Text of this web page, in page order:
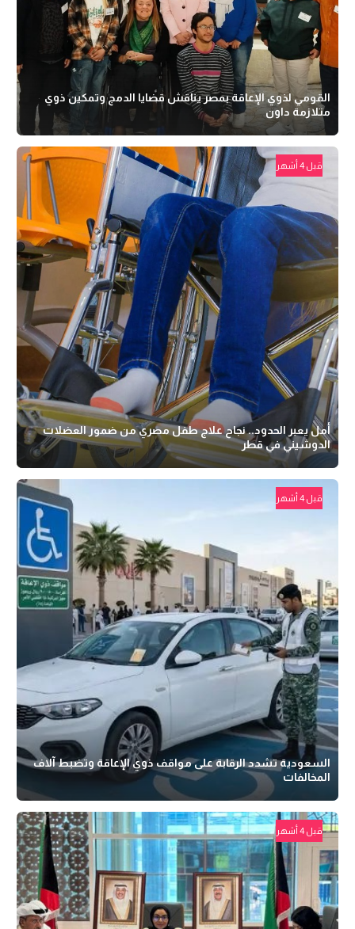
القومي لذوي الإعاقة بمصر يناقش قضايا الدمج وتمكين ذوي
متلازمة داون
قبل 4 أشهر
أمل يعبر الحدود.. نجاح علاج طفل مصري من ضمور العضلات
الدوشيني في قطر
قبل 4 أشهر
السعودية تشدد الرقابة على مواقف ذوي الإعاقة وتضبط آلاف
المخالفات
قبل 4 أشهر